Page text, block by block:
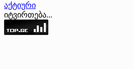
აქტიური
იტვირთება...